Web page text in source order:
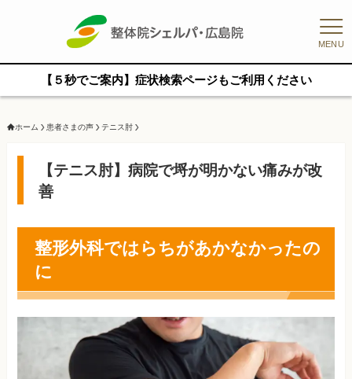
MENU
【５秒でご案内】症状検索ページもご利用ください
ホーム 患者さまの声 テニス肘
【テニス肘】病院で埒が明かない痛みが改
善
整形外科ではらちがあかなかったの
に